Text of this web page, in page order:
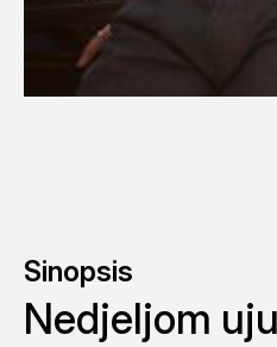
Sinopsis
Nedjeljom